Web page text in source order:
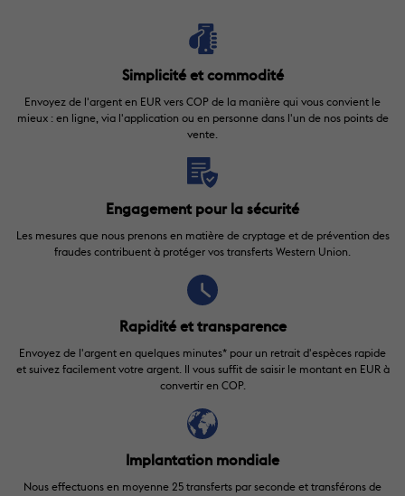
Simplicité et commodité
Envoyez de l'argent en EUR vers COP de la manière qui vous convient le
mieux : en ligne, via l'application ou en personne dans l'un de nos points de
vente.
Engagement pour la sécurité
Les mesures que nous prenons en matière de cryptage et de prévention des
fraudes contribuent à protéger vos transferts Western Union.
Rapidité et transparence
Envoyez de l'argent en quelques minutes* pour un retrait d'espèces rapide
et suivez facilement votre argent. Il vous suffit de saisir le montant en EUR à
convertir en COP.
Implantation mondiale
Nous effectuons en moyenne 25 transferts par seconde et transférons de